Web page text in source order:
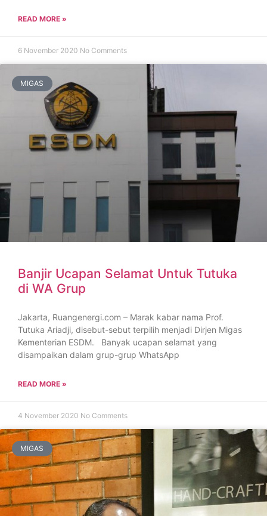
READ MORE »
6 November 2020 No Comments
MIGAS
Banjir Ucapan Selamat Untuk Tutuka
di WA Grup
Jakarta, Ruangenergi.com – Marak kabar nama Prof.
Tutuka Ariadji, disebut-sebut terpilih menjadi Dirjen Migas
Kementerian ESDM. Banyak ucapan selamat yang
disampaikan dalam grup-grup WhatsApp
READ MORE »
4 November 2020 No Comments
MIGAS